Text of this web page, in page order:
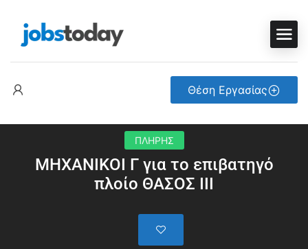
Θέση Εργασίας
ΠΛΗΡΗΣ
ΜΗΧΑΝΙΚΟΙ Γ για το επιβατηγό
πλοίο ΘΑΣΟΣ ΙΙΙ